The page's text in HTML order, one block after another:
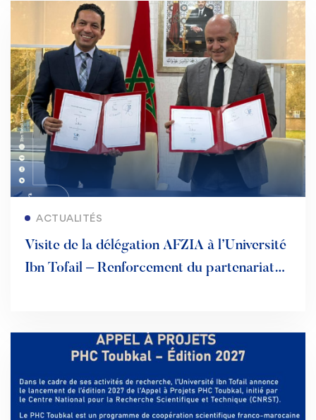
ACTUALITÉS
Visite de la délégation AFZIA à l’Université
Ibn Tofail – Renforcement du partenariat